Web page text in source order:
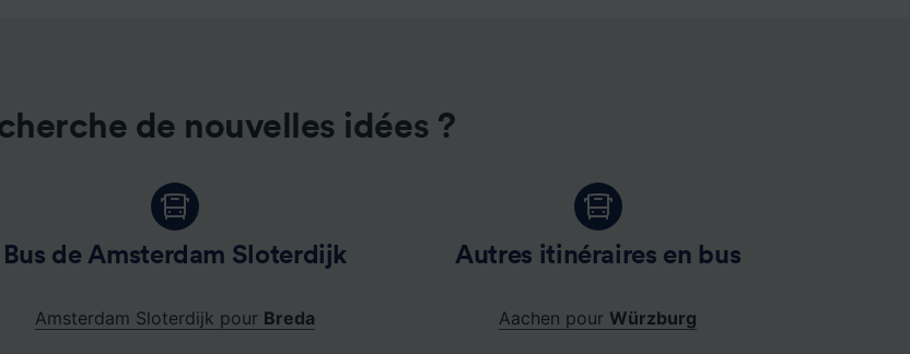
de nouvelles idées ?
Bus de Amsterdam Sloterdijk
Amsterdam Sloterdijk pour Breda
Autres itinéraires en bus
Aachen pour Würzburg